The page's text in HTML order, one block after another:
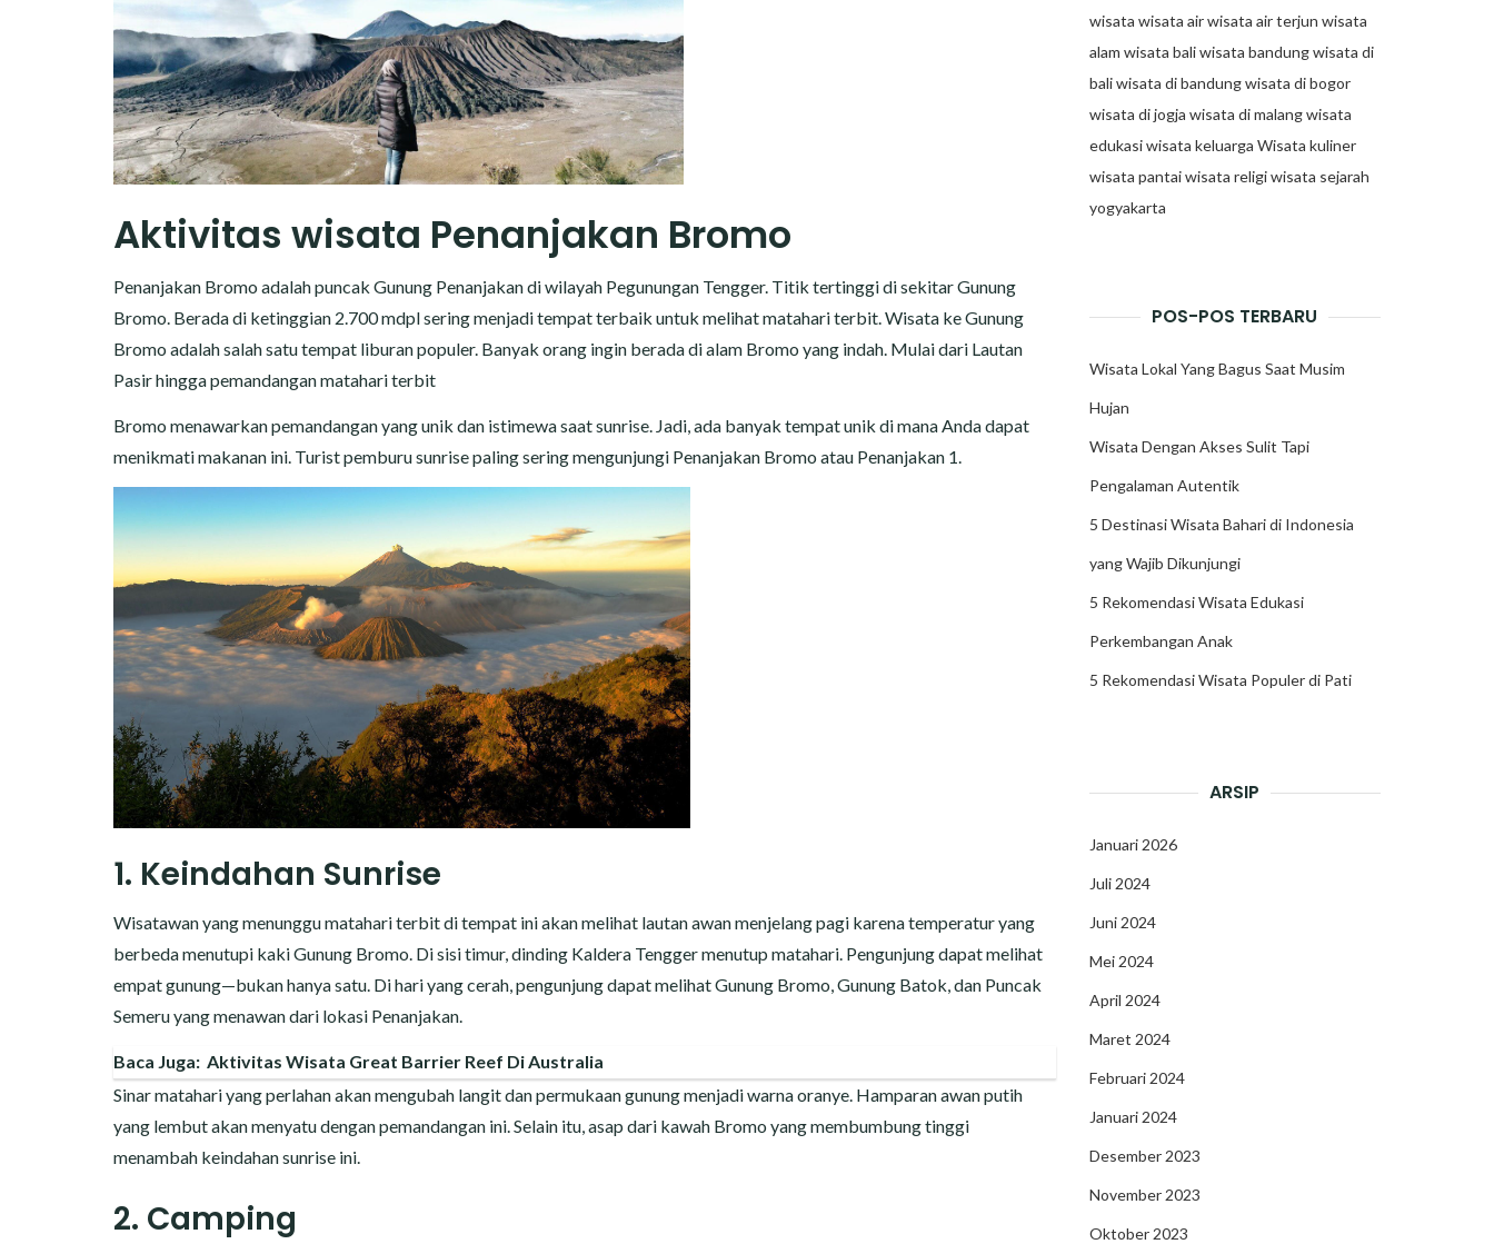
Aktivitas wisata Penanjakan Bromo
Penanjakan Bromo adalah puncak Gunung Penanjakan di wilayah Pegunungan Tengger. Titik tertinggi di sekitar Gunung
Bromo. Berada di ketinggian 2.700 mdpl sering menjadi tempat terbaik untuk melihat matahari terbit. Wisata ke Gunung
Bromo adalah salah satu tempat liburan populer. Banyak orang ingin berada di alam Bromo yang indah. Mulai dari Lautan
Pasir hingga pemandangan matahari terbit
Bromo menawarkan pemandangan yang unik dan istimewa saat sunrise. Jadi, ada banyak tempat unik di mana Anda dapat
menikmati makanan ini. Turist pemburu sunrise paling sering mengunjungi Penanjakan Bromo atau Penanjakan 1.
1. Keindahan Sunrise
Wisatawan yang menunggu matahari terbit di tempat ini akan melihat lautan awan menjelang pagi karena temperatur yang
berbeda menutupi kaki Gunung Bromo. Di sisi timur, dinding Kaldera Tengger menutup matahari. Pengunjung dapat melihat
empat gunung—bukan hanya satu. Di hari yang cerah, pengunjung dapat melihat Gunung Bromo, Gunung Batok, dan Puncak
Semeru yang menawan dari lokasi Penanjakan.
Baca Juga: Aktivitas Wisata Great Barrier Reef Di Australia
Sinar matahari yang perlahan akan mengubah langit dan permukaan gunung menjadi warna oranye. Hamparan awan putih
yang lembut akan menyatu dengan pemandangan ini. Selain itu, asap dari kawah Bromo yang membumbung tinggi
menambah keindahan sunrise ini.
2. Camping
wisata wisata air wisata air terjun wisata
alam wisata bali wisata bandung wisata di
bali wisata di bandung wisata di bogor
wisata di jogja wisata di malang wisata
edukasi wisata keluarga Wisata kuliner
wisata pantai wisata religi wisata sejarah
yogyakarta
POS-POS TERBARU
Wisata Lokal Yang Bagus Saat Musim
Hujan
Wisata Dengan Akses Sulit Tapi
Pengalaman Autentik
5 Destinasi Wisata Bahari di Indonesia
yang Wajib Dikunjungi
5 Rekomendasi Wisata Edukasi
Perkembangan Anak
5 Rekomendasi Wisata Populer di Pati
ARSIP
Januari 2026
Juli 2024
Juni 2024
Mei 2024
April 2024
Maret 2024
Februari 2024
Januari 2024
Desember 2023
November 2023
Oktober 2023